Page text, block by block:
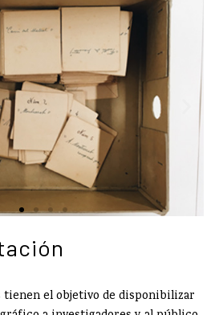
tienen el objetivo de disponibilizar